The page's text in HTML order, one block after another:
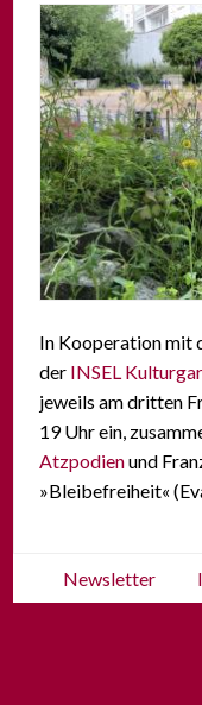
In Kooperation mit
der INSEL
jeweils am dritten
19 Uhr ein,
Atzpodienund
»Bleibefreiheit«
Newsletter